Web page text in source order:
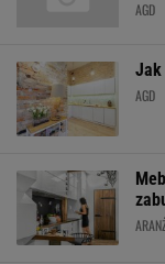
AGD
Jak
AGD